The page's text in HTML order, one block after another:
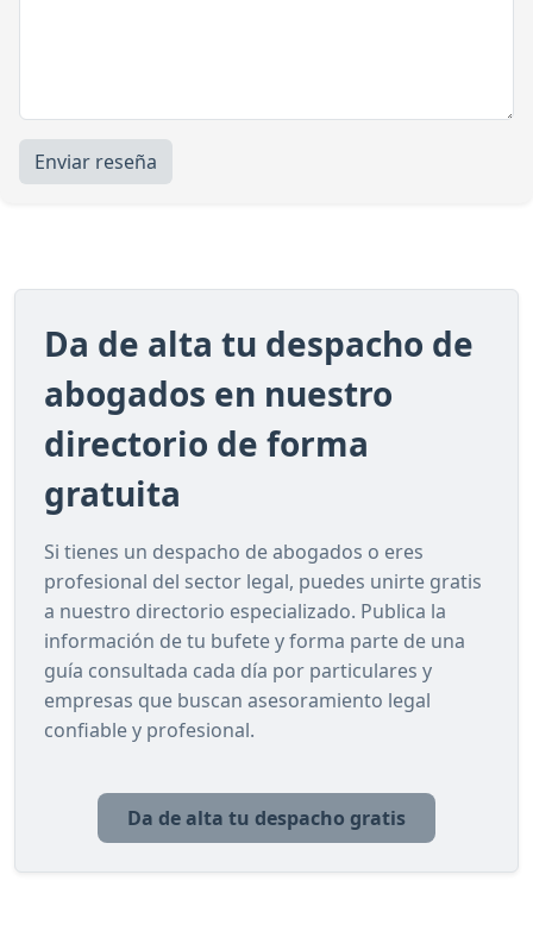
Enviar reseña
Da de alta tu despacho de
abogados en nuestro
directorio de forma
gratuita
Si tienes un despacho de abogados o eres
profesional del sector legal, puedes unirte gratis
a nuestro directorio especializado. Publica la
información de tu bufete y forma parte de una
guía consultada cada día por particulares y
empresas que buscan asesoramiento legal
confiable y profesional.
Da de alta tu despacho gratis